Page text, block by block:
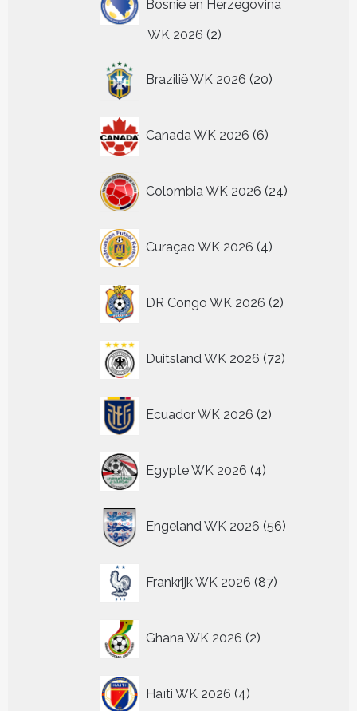
Bosnië en Herzegovina
WK 2026 22
Brazilië WK 2026 20
producten
Canada WK 2026 6
producten
Colombia WK 2026 24
producten
Curaçao WK 2026 4
producten
DR Congo WK 2026 2
producten
Duitsland WK 2026 72
producten
Ecuador WK 2026 2
producten
Egypte WK 2026 4
producten
Engeland WK 2026 56
producten
Frankrijk WK 2026 87
producten
Ghana WK 2026 2
producten
Haïti WK 2026 4
producten